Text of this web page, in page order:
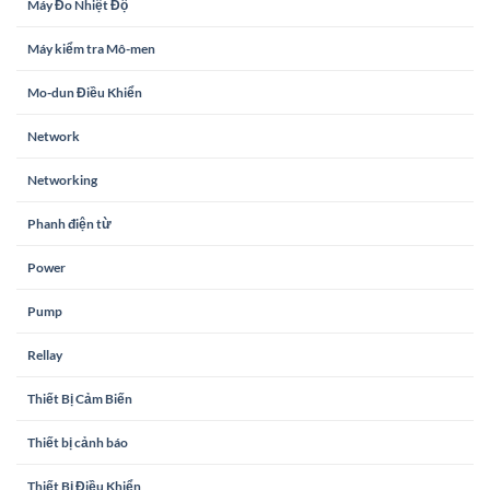
Máy Đo Nhiệt Độ
Máy kiểm tra Mô-men
Mo-dun Điều Khiển
Network
Networking
Phanh điện từ
Power
Pump
Rellay
Thiết Bị Cảm Biến
Thiết bị cảnh báo
Thiết Bị Điều Khiển